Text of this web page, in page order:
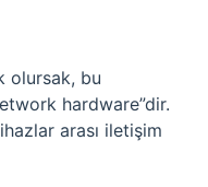
olursak, bu
hardware”dir.
arası iletişim